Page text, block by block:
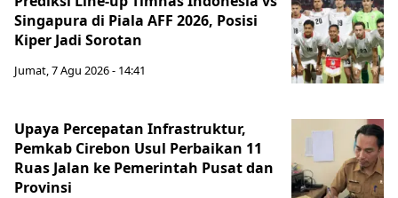
Singapura di Piala AFF 2026, Posisi
Kiper Jadi Sorotan
Jumat, 7 Agu 2026 - 14:41
Upaya Percepatan Infrastruktur,
Pemkab Cirebon Usul Perbaikan 11
Ruas Jalan ke Pemerintah Pusat dan
Provinsi